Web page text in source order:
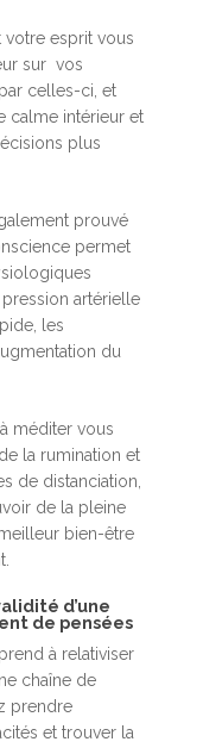
votre esprit vous
sur vos
celles-ci, et
calme intérieur et
plus
prouvé
permet
artérielle
les
du
méditer vous
la rumination et
de distanciation,
de la pleine
bien-être
d’une
de pensées
à relativiser
chaîne de
prendre
et trouver la